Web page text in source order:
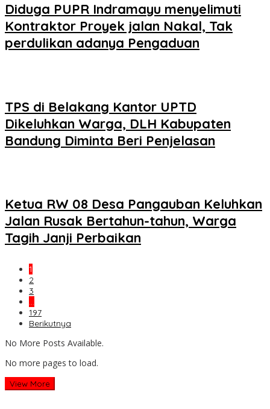
Diduga PUPR Indramayu menyelimuti
Kontraktor Proyek jalan Nakal, Tak
perdulikan adanya Pengaduan
TPS di Belakang Kantor UPTD
Dikeluhkan Warga, DLH Kabupaten
Bandung Diminta Beri Penjelasan
Ketua RW 08 Desa Pangauban Keluhkan
Jalan Rusak Bertahun-tahun, Warga
Tagih Janji Perbaikan
1
2
3
…
197
Berikutnya
No More Posts Available.
No more pages to load.
View More